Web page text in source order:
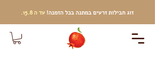
זוג חבילות זרעיםבמתנה בכל הזמנה!עד ה 15.8.